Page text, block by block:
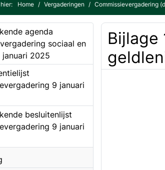
Home Vergaderingen Commissievergadering
agenda
sociaal en
januari 2025
9 januari
besluitenlijst
9 januari
Bijlage